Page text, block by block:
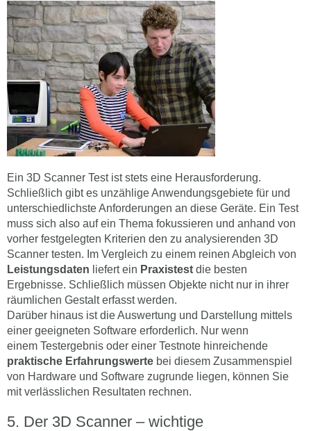
Ein 3D Scanner Test ist stets eine Herausforderung.
Schließlich gibt es unzählige Anwendungsgebiete für und
unterschiedlichste Anforderungen an diese Geräte. Ein Test
muss sich also auf ein Thema fokussieren und anhand von
vorher festgelegten Kriterien den zu analysierenden 3D
Scanner testen. Im Vergleich zu einem reinen Abgleich von
Leistungsdaten liefert ein Praxistest die besten
Ergebnisse. Schließlich müssen Objekte nicht nur in ihrer
räumlichen Gestalt erfasst werden.
Darüber hinaus ist die Auswertung und Darstellung mittels
einer geeigneten Software erforderlich. Nur wenn
einem Testergebnis oder einer Testnote hinreichende
praktische Erfahrungswerte bei diesem Zusammenspiel
von Hardware und Software zugrunde liegen, können Sie
mit verlässlichen Resultaten rechnen.
Der 3D Scanner – wichtige